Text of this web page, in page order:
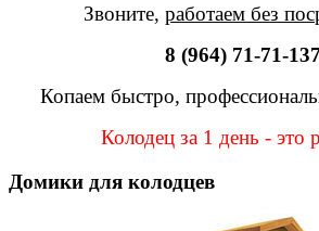
Звоните, работаем без
8 (964) 71-71-137
Копаем быстро,
Колодец за 1 день - это
Домики для колодцев